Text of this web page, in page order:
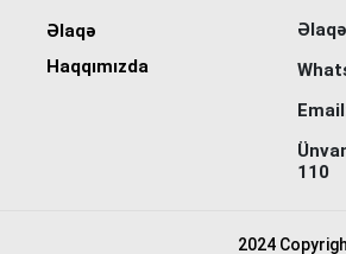
Əlaqə
Haqqımızda
110
2024